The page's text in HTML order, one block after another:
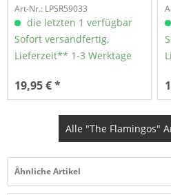
Art-Nr.: LPSR59033
die letzten 1 verfügbar
Sofort versandfertig,
Lieferzeit** 1-3 Werktage
19,95 € *
Alle "The Flamingos"
Ähnliche Artikel